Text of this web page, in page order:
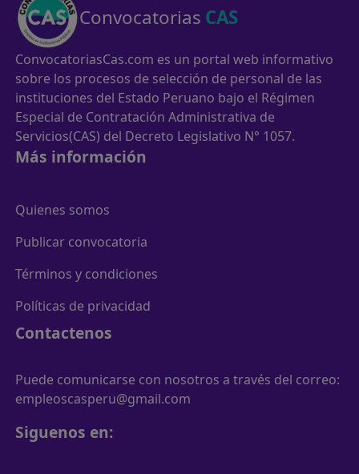
Convocatorias CAS
ConvocatoriasCas.com es un portal web informativo
sobre los procesos de selección de personal de las
instituciones del Estado Peruano bajo el Régimen
Especial de Contratación Administrativa de
Servicios(CAS) del Decreto Legislativo N° 1057.
Más información
Quienes somos
Publicar convocatoria
Términos y condiciones
Políticas de privacidad
Contactenos
Puede comunicarse con nosotros a través del correo:
empleoscasperu@gmail.com
Siguenos en: